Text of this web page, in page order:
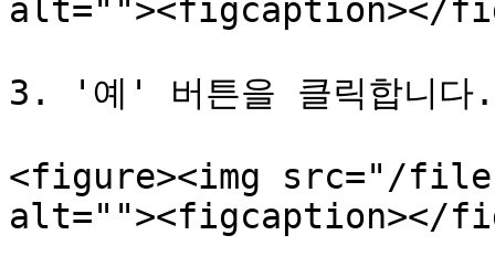
alt=""><figcaption></
3. '예' 버튼을 클릭합니다.
<figure><img src="/files/
alt=""><figcaption></